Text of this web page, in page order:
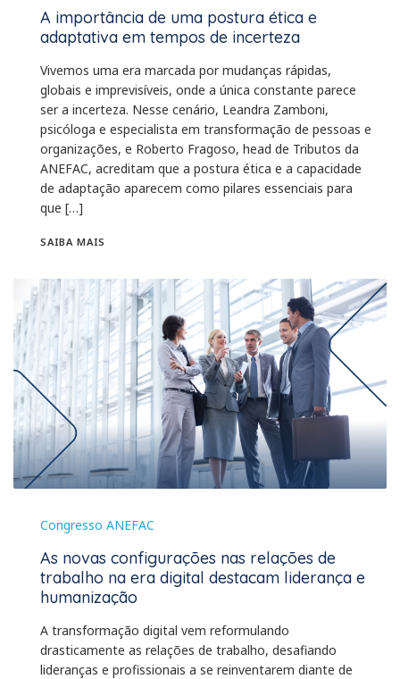
A importância de uma postura ética e
adaptativa em tempos de incerteza
Vivemos uma era marcada por mudanças rápidas,
globais e imprevisíveis, onde a única constante parece
ser a incerteza. Nesse cenário, Leandra Zamboni,
psicóloga e especialista em transformação de pessoas e
organizações, e Roberto Fragoso, head de Tributos da
ANEFAC, acreditam que a postura ética e a capacidade
de adaptação aparecem como pilares essenciais para
que […]
SAIBA MAIS
Congresso ANEFAC
As novas configurações nas relações de
trabalho na era digital destacam liderança e
humanização
A transformação digital vem reformulando
drasticamente as relações de trabalho, desafiando
lideranças e profissionais a se reinventarem diante de